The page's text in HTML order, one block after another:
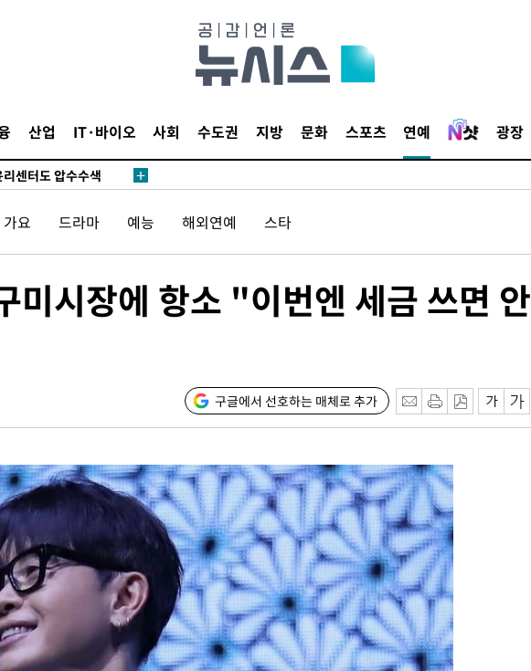
산업 IT·바이오 사회 수도권 지방 문화 스포츠 연예 광장
잠시 꺾인다"
다우 0.14%↑
센터도 압수수색
능성
악 중"
일날씨]
재개
간 '40도'
임무종사 혐의
마감
돌 흔적 포착
과달라하라 격파
잠시 꺾인다"
린 초유의 압수수색(종
다우 0.14%↑
재는 내부 지침 준수"
가요 드라마 예능 해외연예 스타
미시장에 항소 "이번엔 세금 쓰면 안
구글에서 선호하는 매체로 추가